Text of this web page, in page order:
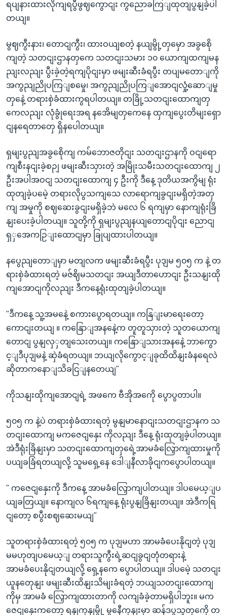
ရပျနားထားလိုကျရပွီဖွဈကွောငျး ကွညောခကြျထုတျပွနျခဲ့ပါ
တယျ။
မွဈကွီးနား၊ တောငျကွီး၊ ထားဝယျစတဲ့ နယျမွို့တှမှော အခွစေို
ကျတဲ့ သတငျးဌာနတှကေ သတငျးသမား ၁၀ ယောကျထကျမန
ညျးလညျး ပွီးခဲ့တဲ့ရကျပိုငျးမှာ ဖမျးဆီးခံရပွီး တပျမတောျကို
အကွညျညိုပကြျစမှေု၊ အကွညျညိုပကြျအောငျလှုံ့ဆောျမှု
တှနေဲ့ တရားစှဲခံထားကွရပါတယျ။ တခြို့သတငျးထောကျတှ
ကေလညျး လုံခွုံရေးအရ နအေိမျတှကေနေ ထှကျပွေးတိမျးရှော
ငျနရေတာတှေ ရှိနပေါတယျ။
ရှမျးပွညျအခွစေိုကျ ကမ်ဘောဇတိုငျး သတငျးဌာနကို ဝငျရော
ကျစီးနငျးခဲ့စဉျ ဖမျးဆီးသှားတဲ့ အမြိုးသမီးသတငျးထောကျ ၂
ဦးအပါအဝငျ သတငျးထောကျ ၄ ဦးကို ဒီနေ့ ဒုတိယအကွိမျ ရုံး
ထုတျခဲ့‌ပမေဲ့ တရားလိုပွသကျသေ လာရောကျခွငျးမရှိတဲ့အတှ
ကျ အမှုကို စဈဆေးခွငျးမရှိခဲ့ဘဲ မလေ ၆ ရကျမှာ နောကျရုံးခြိ
နျးပေးခဲ့ပါတယျ။ သူတို့ကို ရှမျးပွညျနယျတောငျပိုငျး ညောငျ
ရှှအေကဉြျးထောငျမှာ ခြုပျထားပါတယျ။
နပွေညျတောျမှာ မတျလက ဖမျးဆီးခံရပွီး ပုဒျမ ၅၀၅ က နဲ့ တ
ရားစှဲခံထားရတဲ့ မဇ်ဈိမသတငျး အယျဒီတာဟောငျး ဦးသနျးထို
ကျအောငျကိုလညျး ဒီကနေ့ရုံးထုတျခဲ့ပါတယျ။
"ဒီကနေ့ သူ့အမနေဲ့ စကားပွောရတယျ။ ကနြျးမာရေးတော့
ကောငျးတယျ ။ ကနြောျအနနေဲ့က တူတူသှားတဲ့ သူတယောကျ
တောငျ ပွနျလှှတျသေးတယျ။ ကနြောျသားအနနေဲ့ ဘာကွော
င့ျဒီပုဒျမနဲ့ ဆှဲခံရတယျ။ ဘယျလိုကွောင့ျခုထိထိနျးခံနရေလဲ
ဆိုတာကနောျသိခငြျနတေယျ"
ကိုသနျးထိုကျအောငျရဲ့ အဖကေ ဗီအိုအကေို ပွောပွတာပါ။
၅၀၅ က နဲ့ပဲ တရားစှဲခံထားရတဲ့ မွနျမာနောငျးသတငျးဌာနက သ
တငျးထောကျ မကဇေငျနှေး ကိုလညျး ဒီနေ့ ရုံးထုတျခဲ့ပါတယျ။
အဲဒီရုံးခြိနျးမှာ သတငျးထောကျတှရေဲ့အာမခံလြှောကျထားမှုကို
ပယျခခြံရတယျလို့ သူမရှေ့နေ ဒေါျနီလာခိုငျကပွောပါတယျ။
" ကဇေငျနှေးကို ဒီကနေ့ အာမခံလြှောကျပါတယျ။ ဒါပမေယ့ျပ
ယျခတြယျ။ နောကျလ ၆ရကျနေ့ ရုံးပွနျခြိနျးတယျ။ အဲဒီကရြ
ငျတော့ စပွီးစဈဆေးမယျ"
သူတရားစှဲခံထားရတဲ့ ၅၀၅ က ပုဒျမဟာ အာမခံပေးနိုငျတဲ့ ပုဒျ
မမဟုတျပမေယ့ျ တရားသူကွီးရဲ့ဆငျခွငျတုံတရားနဲ့
အာမခံပေးနိုငျတယျလို့ ရှေ့နကေ ပွောပါတယျ။ ဒါပမေဲ့ သတငျး
ယူနတေုနျး ဖမျးဆီးထိနျးသိမျးခံရတဲ့ ဘယျသတငျးထောကျ
ကိုမှ အာမခံ လြှောကျထားတာကို လကျခံခဲ့တာမရှိပါဘူး။ မက
ဇေငျနှေးကတော့ ရနျကုနျမွို့ မွနေီကုနျးမှာ ဆန်ဒပွသူတှကေို တ